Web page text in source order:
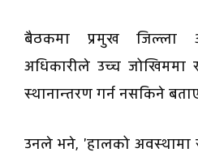
बैठकमा प्रमुख जिल्ला
अधिकारीले उच्च जोखिममा
स्थानान्तरण गर्न नसकिने
उनले भने, 'हालको अवस्थामा